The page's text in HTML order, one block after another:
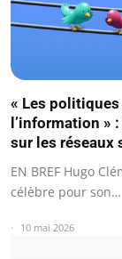
« Les
l’information »
sur les réseaux
EN BREF Hugo
célèbre pour son…
10 mai 2026